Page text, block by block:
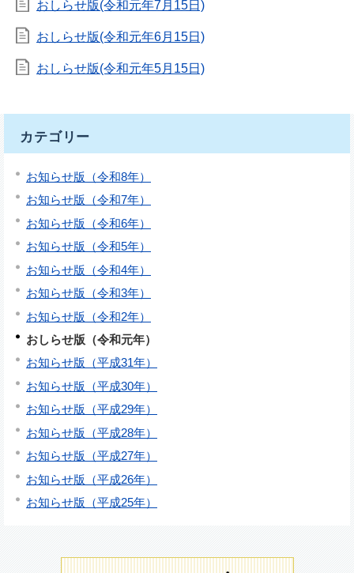
おしらせ版(令和元年7月15日)
おしらせ版(令和元年6月15日)
おしらせ版(令和元年5月15日)
カテゴリー
お知らせ版（令和8年）
お知らせ版（令和7年）
お知らせ版（令和6年）
お知らせ版（令和5年）
お知らせ版（令和4年）
お知らせ版（令和3年）
お知らせ版（令和2年）
おしらせ版（令和元年）
お知らせ版（平成31年）
お知らせ版（平成30年）
お知らせ版（平成29年）
お知らせ版（平成28年）
お知らせ版（平成27年）
お知らせ版（平成26年）
お知らせ版（平成25年）